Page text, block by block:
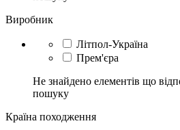
Виробник
Літпол-Україна
Прем'єра
Не знайдено елементів що
пошуку
Країна походження